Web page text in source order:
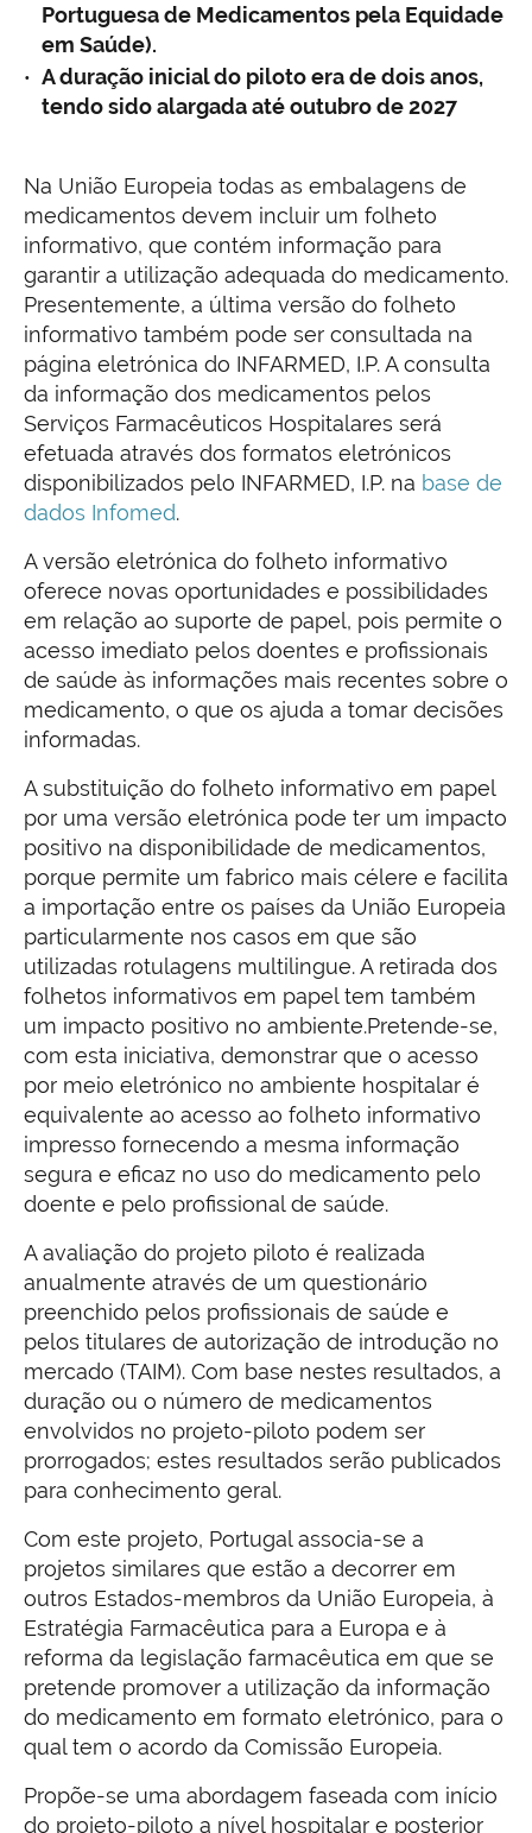
Portuguesa de Medicamentos pela Equidade
em Saúde).
A duração inicial do piloto era de dois anos,
tendo sido alargada até outubro de 2027
Na União Europeia todas as embalagens de
medicamentos devem incluir um folheto
informativo, que contém informação para
garantir a utilização adequada do medicamento.
Presentemente, a última versão do folheto
informativo também pode ser consultada na
página eletrónica do INFARMED, I.P. A consulta
da informação dos medicamentos pelos
Serviços Farmacêuticos Hospitalares será
efetuada através dos formatos eletrónicos
disponibilizados pelo INFARMED, I.P. na base de
dados Infomed.
A versão eletrónica do folheto informativo
oferece novas oportunidades e possibilidades
em relação ao suporte de papel, pois permite o
acesso imediato pelos doentes e profissionais
de saúde às informações mais recentes sobre o
medicamento, o que os ajuda a tomar decisões
informadas.
A substituição do folheto informativo em papel
por uma versão eletrónica pode ter um impacto
positivo na disponibilidade de medicamentos,
porque permite um fabrico mais célere e facilita
a importação entre os países da União Europeia
particularmente nos casos em que são
utilizadas rotulagens multilingue. A retirada dos
folhetos informativos em papel tem também
um impacto positivo no ambiente.Pretende-se,
com esta iniciativa, demonstrar que o acesso
por meio eletrónico no ambiente hospitalar é
equivalente ao acesso ao folheto informativo
impresso fornecendo a mesma informação
segura e eficaz no uso do medicamento pelo
doente e pelo profissional de saúde.
A avaliação do projeto piloto é realizada
anualmente através de um questionário
preenchido pelos profissionais de saúde e
pelos titulares de autorização de introdução no
mercado (TAIM). Com base nestes resultados, a
duração ou o número de medicamentos
envolvidos no projeto-piloto podem ser
prorrogados; estes resultados serão publicados
para conhecimento geral.
Com este projeto, Portugal associa-se a
projetos similares que estão a decorrer em
outros Estados-membros da União Europeia, à
Estratégia Farmacêutica para a Europa e à
reforma da legislação farmacêutica em que se
pretende promover a utilização da informação
do medicamento em formato eletrónico, para o
qual tem o acordo da Comissão Europeia.
Propõe-se uma abordagem faseada com início
do projeto-piloto a nível hospitalar e posterior